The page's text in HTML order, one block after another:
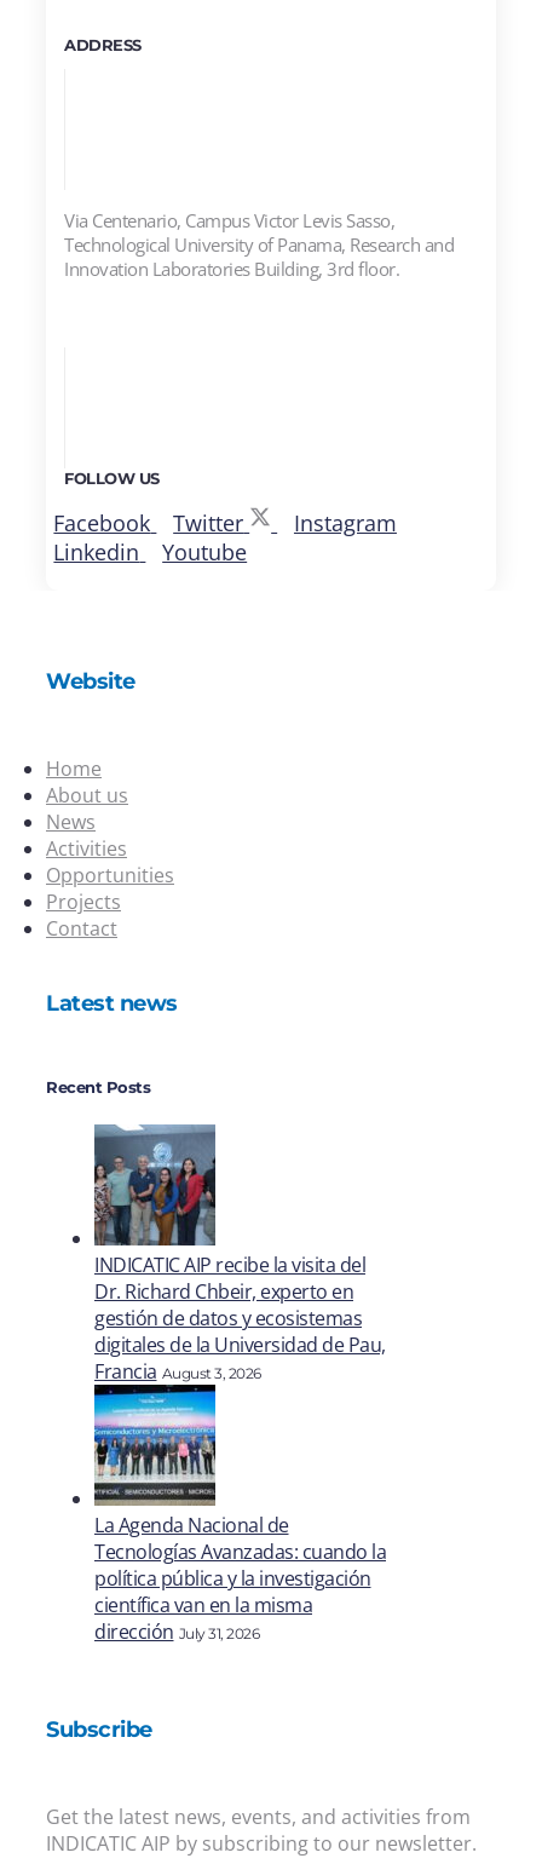
ADDRESS
Via Centenario, Campus Victor Levis Sasso,
Technological University of Panama, Research and
Innovation Laboratories Building, 3rd floor.
FOLLOW US
Facebook Twitter
Instagram
Linkedin
Youtube
Website
Home
About us
News
Activities
Opportunities
Projects
Contact
Latest news
Recent Posts
INDICATIC AIP recibe la visita del
Dr. Richard Chbeir, experto en
gestión de datos y ecosistemas
digitales de la Universidad de Pau,
Francia August 3, 2026
La Agenda Nacional de
Tecnologías Avanzadas: cuando la
política pública y la investigación
científica van en la misma
dirección July 31, 2026
Subscribe
Get the latest news, events, and activities from
INDICATIC AIP by subscribing to our newsletter.